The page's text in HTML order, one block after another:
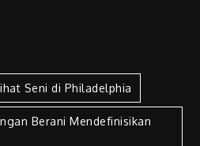
Seni di Philadelphia
Berani Mendefinisikan